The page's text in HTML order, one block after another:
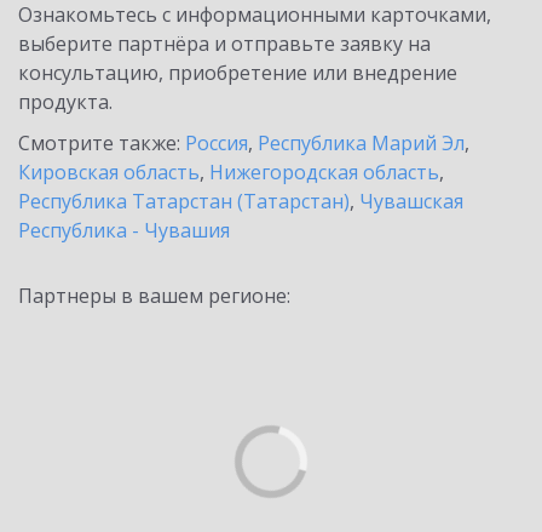
Ознакомьтесь с информационными карточками,
выберите партнёра и отправьте заявку на
консультацию, приобретение или внедрение
продукта.
Смотрите также: Россия, Республика Марий Эл,
Кировская область, Нижегородская область,
Республика Татарстан (Татарстан), Чувашская
Республика - Чувашия
Партнеры в вашем регионе: